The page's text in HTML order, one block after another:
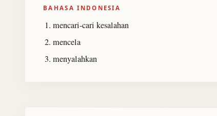
BAHASA INDONESIA
mencari-cari kesalahan
mencela
menyalahkan